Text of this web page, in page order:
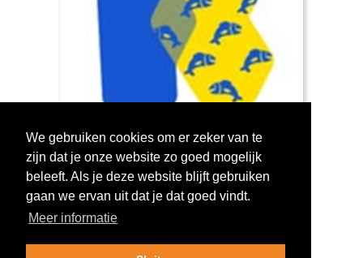
Log in om te stemmen!
We gebruiken cookies om er zeker van te
zijn dat je onze website zo goed mogelijk
beleeft. Als je deze website blijft gebruiken
gaan we ervan uit dat je dat goed vindt.
Meer informatie